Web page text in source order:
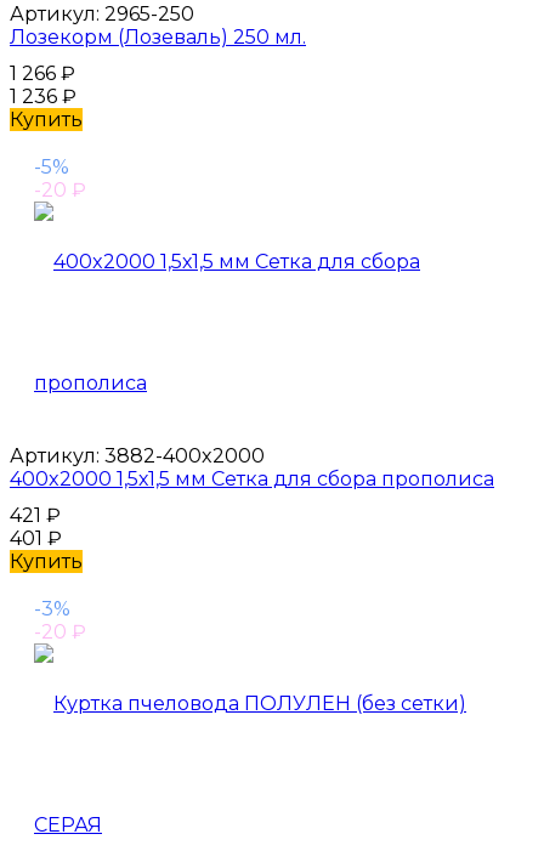
Артикул: 2965-250
Лозекорм (Лозеваль) 250 мл.
1 266 ₽
1 236 ₽
Купить
-5%
-20 ₽
Артикул: 3882-400x2000
400x2000 1,5х1,5 мм Сетка для сбора прополиса
421 ₽
401 ₽
Купить
-3%
-20 ₽